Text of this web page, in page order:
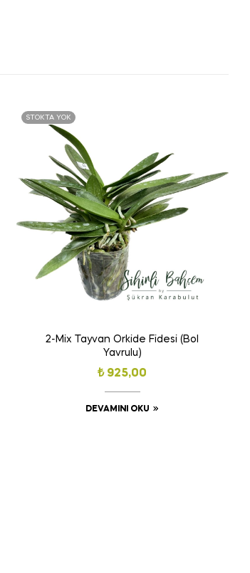
STOKTA YOK
2-Mix Tayvan Orkide Fidesi (Bol
Yavrulu)
₺925,00
DEVAMINI OKU